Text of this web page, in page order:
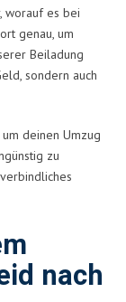
worauf es bei
genau, um
Beiladung
sondern auch
deinen Umzug
zu
nach